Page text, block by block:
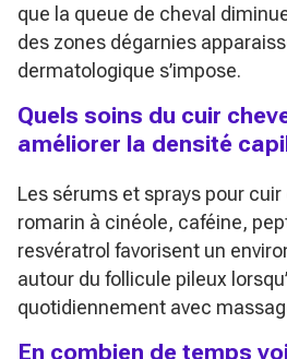
que la queue de cheval
des zones dégarnies
dermatologique s’impose.
Quels soins du cuir
améliorer la densité
Les sérums et sprays pour
romarin à cinéole, caféine,
resvératrol favorisent un
autour du follicule pileux
quotidiennement avec
En combien de temps